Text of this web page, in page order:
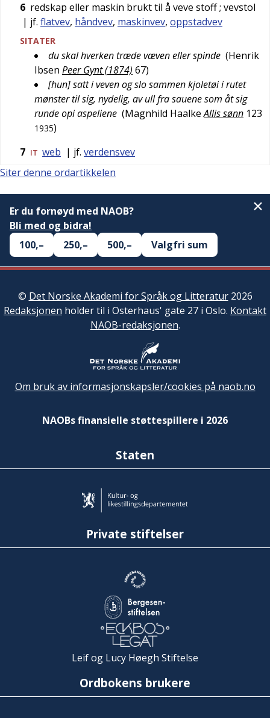
6 redskap eller maskin brukt til å veve stoff; vevstol
| jf. flatvev, håndvev, maskinvev, oppstadvev
SITATER
du skal hverken træde væven eller spinde (Henrik
Ibsen Peer Gynt (1874) 67)
[hun] satt i veven og slo sammen kjoletøi i rutet
mønster til sig, nydelig, av ull fra sauene som åt sig
runde opi aspeliene (Magnhild Haalke Allis sønn 123
1935)
7 IT web | jf. verdensvev
Siter denne ordartikkelen
Er du fornøyd med NAOB?
Bli med og bidra!
100,–
250,– 500,– Valgfri sum
© Det Norske Akademi for Språk og Litteratur2026
Redaksjonen holder til i Osterhaus' gate 27 i Oslo. Kontakt
NAOB-redaksjonen.
Om bruk av informasjonskapsler/cookies på naob.no
NAOBs finansielle støttespillere i 2026
Staten
Private stiftelser
Leif og Lucy Høegh Stiftelse
Ordbokens brukere